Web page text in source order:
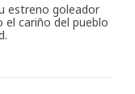
estreno goleador
el cariño del pueblo